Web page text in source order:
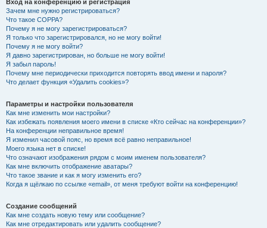
Вход на конференцию и регистрация
Зачем мне нужно регистрироваться?
Что такое COPPA?
Почему я не могу зарегистрироваться?
Я только что зарегистрировался, но не могу войти!
Почему я не могу войти?
Я давно зарегистрирован, но больше не могу войти!
Я забыл пароль!
Почему мне периодически приходится повторять ввод имени и пароля?
Что делает функция «Удалить cookies»?
Параметры и настройки пользователя
Как мне изменить мои настройки?
Как избежать появления моего имени в списке «Кто сейчас на конференции»?
На конференции неправильное время!
Я изменил часовой пояс, но время всё равно неправильное!
Моего языка нет в списке!
Что означают изображения рядом с моим именем пользователя?
Как мне включить отображение аватары?
Что такое звание и как я могу изменить его?
Когда я щёлкаю по ссылке «email», от меня требуют войти на конференцию!
Создание сообщений
Как мне создать новую тему или сообщение?
Как мне отредактировать или удалить сообщение?